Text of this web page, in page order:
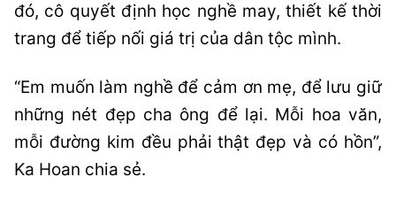
đó, cô quyết định học nghề may, thiết kế thời
trang để tiếp nối giá trị của dân tộc mình.
“Em muốn làm nghề để cảm ơn mẹ, để lưu giữ
những nét đẹp cha ông để lại. Mỗi hoa văn,
mỗi đường kim đều phải thật đẹp và có hồn”,
Ka Hoan chia sẻ.